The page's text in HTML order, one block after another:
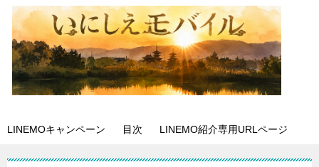
LINEMOキャンペーン 目次 LINEMO紹介専用URLページ